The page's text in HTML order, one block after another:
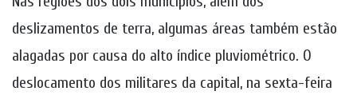
deslizamentos de terra, algumas áreas também estão
alagadas por causa do alto índice pluviométrico. O
deslocamento dos militares da capital, na sexta-feira